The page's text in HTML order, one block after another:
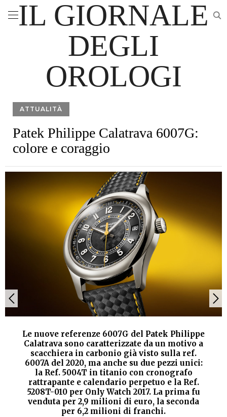
IL GIORNALE
DEGLI
OROLOGI
ATTUALITÀ
Patek Philippe Calatrava 6007G:
colore e coraggio
Le nuove referenze 6007G del Patek Philippe
Calatrava sono caratterizzate da un motivo a
scacchiera in carbonio già visto sulla ref.
6007A del 2020, ma anche su due pezzi unici:
la Ref. 5004T in titanio con cronografo
rattrapante e calendario perpetuo e la Ref.
5208T-010 per Only Watch 2017. La prima fu
venduta per 2,9 milioni di euro, la seconda
per 6,2 milioni di franchi.